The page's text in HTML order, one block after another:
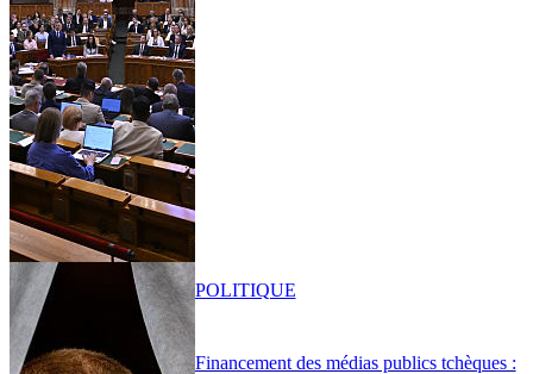
Financement des médias publics tchèques :
POLITIQUE